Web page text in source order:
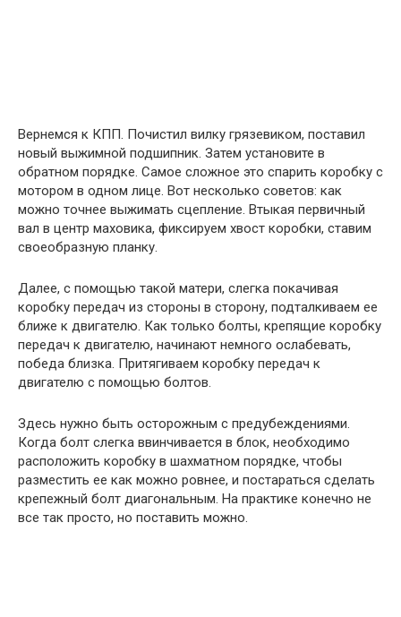
Вернемся к КПП. Почистил вилку грязевиком, поставил
новый выжимной подшипник. Затем установите в
обратном порядке. Самое сложное это спарить коробку с
мотором в одном лице. Вот несколько советов: как
можно точнее выжимать сцепление. Втыкая первичный
вал в центр маховика, фиксируем хвост коробки, ставим
своеобразную планку.
Далее, с помощью такой матери, слегка покачивая
коробку передач из стороны в сторону, подталкиваем ее
ближе к двигателю. Как только болты, крепящие коробку
передач к двигателю, начинают немного ослабевать,
победа близка. Притягиваем коробку передач к
двигателю с помощью болтов.
Здесь нужно быть осторожным с предубеждениями.
Когда болт слегка ввинчивается в блок, необходимо
расположить коробку в шахматном порядке, чтобы
разместить ее как можно ровнее, и постараться сделать
крепежный болт диагональным. На практике конечно не
все так просто, но поставить можно.